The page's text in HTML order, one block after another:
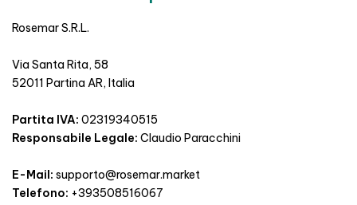
Rosemar S.R.L.
Via Santa Rita, 58
52011 Partina AR, Italia
Partita IVA: 02319340515
Responsabile Legale: Claudio Paracchini
E-Mail: supporto@rosemar.market
Telefono: +393508516067